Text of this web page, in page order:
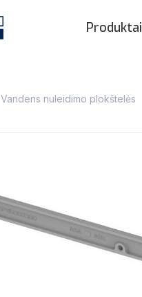
Produktai
Vandens nuleidimo plokštelės